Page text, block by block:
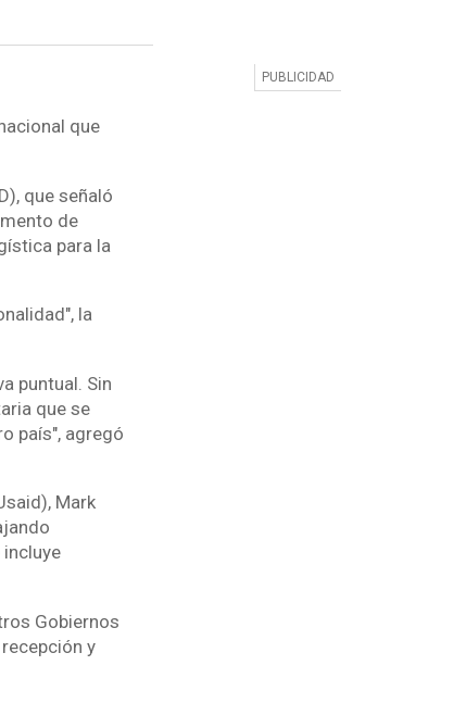
que
que señaló
de
para la
la
puntual. Sin
que se
país", agregó
Mark
Gobiernos
y